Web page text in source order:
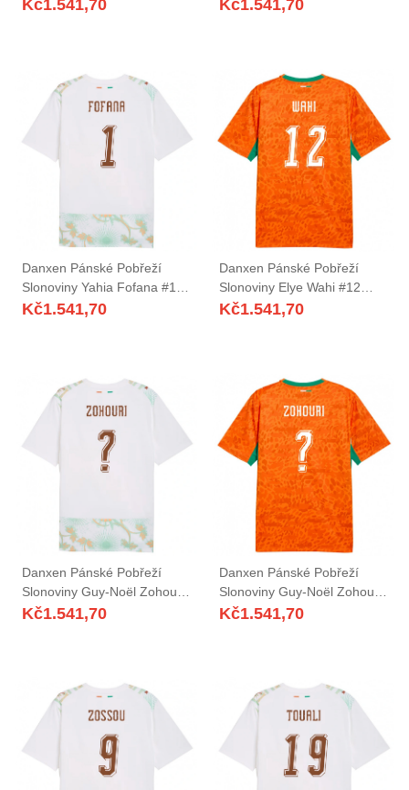
Kč1.541,70 Kč1.541,70
Danxen Pánské Pobřeží
Slonoviny Yahia Fofana #1
Bílá Oranžová Zelená
Kč1.541,70
Danxen Pánské Pobřeží
Slonoviny Elye Wahi #12
Oranžová Zelená Bílá Domů
Kč1.541,70
Danxen Pánské Pobřeží
Slonoviny Guy-Noël Zohouri
#0 Bílá Oranžová Zelená
Kč1.541,70
Danxen Pánské Pobřeží
Slonoviny Guy-Noël Zohouri
#0 Oranžová Zelená Bílá
Kč1.541,70